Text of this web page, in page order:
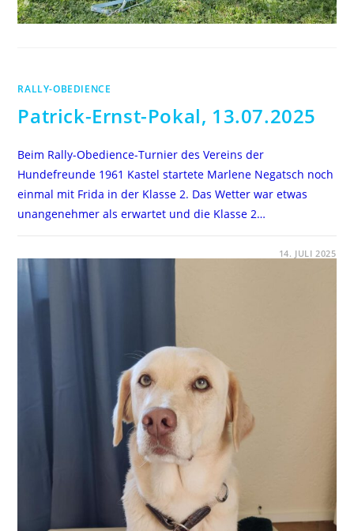
RALLY-OBEDIENCE
Patrick-Ernst-Pokal, 13.07.2025
Beim Rally-Obedience-Turnier des Vereins der
Hundefreunde 1961 Kastel startete Marlene Negatsch noch
einmal mit Frida in der Klasse 2. Das Wetter war etwas
unangenehmer als erwartet und die Klasse 2…
PATRICK-
14. JULI 2025